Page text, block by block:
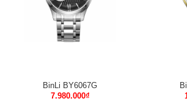
BinLi BY6067G
7.980.000₫